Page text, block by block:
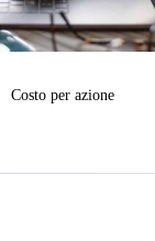
Costo per azione